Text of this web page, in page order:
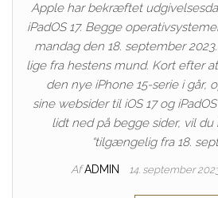
Apple har bekræftet
iPadOS 17. Begge
mandag den 18. september
lige fra hestens mund. Kort efter
den nye iPhone 15-serie i går,
sine websider til iOS 17 og
lidt ned på begge sider, vil
“tilgængelig fra 18.
Af ADMIN 14. september